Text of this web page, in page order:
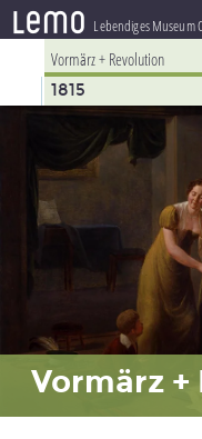
lemo Lebendiges Museum
ZEITSTRAHL
THEMEN
ZEITZEUGEN
BESTAND
PROJEKT
Vormärz + Revolution
1815
Vormärz